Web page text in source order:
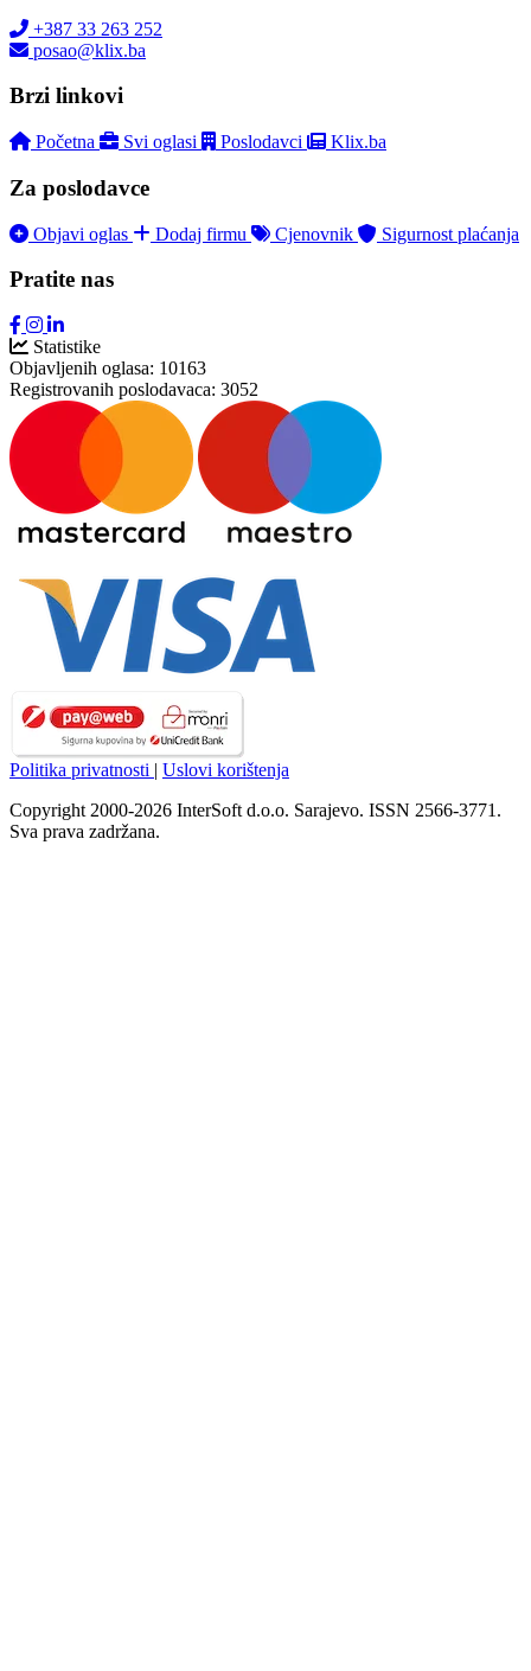
+387 33 263 252
posao@klix.ba
Brzi linkovi
Početna Svi oglasi Poslodavci Klix.ba
Za poslodavce
Objavi oglas Dodaj firmu Cjenovnik Sigurnost plaćanja
Pratite nas
Statistike
Objavljenih oglasa: 10163
Registrovanih poslodavaca: 3052
Politika privatnosti | Uslovi korištenja
Copyright 2000-2026 InterSoft d.o.o. Sarajevo. ISSN 2566-3771.
Sva prava zadržana.